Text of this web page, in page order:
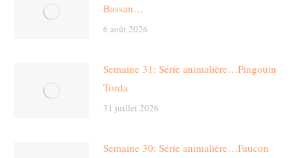
Bassan…
6 août 2026
Semaine 31: Série animalière…Pingouin
Torda
31 juillet 2026
Semaine 30: Série animalière…Faucon